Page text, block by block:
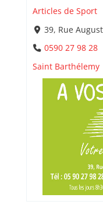
Articles de Sport
39, Rue
0590 27 98 28
Saint Barthélemy